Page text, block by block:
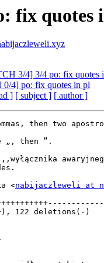
fix quotes
3/4] 3/4 po: fix quotes
0/4] po: fix quotes in pl
] [ subject ] [ author ]
then two
„, then ”.
<nabijaczleweli at